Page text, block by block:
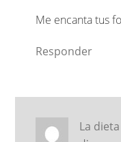
Me encanta tus
Responder
La